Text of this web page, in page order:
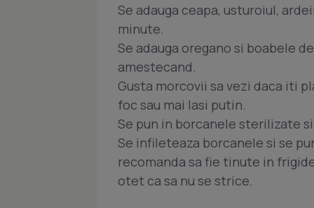
Se adauga ceapa, usturoiul,
minute.
Se adauga oregano si boabele
amestecand.
Gusta morcovii sa vezi daca iti
foc sau mai lasi putin.
Se pun in borcanele sterilizate
Se infileteaza borcanele si se
recomanda sa fie tinute in
otet ca sa nu se strice.